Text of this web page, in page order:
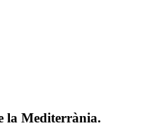
la Mediterrània.